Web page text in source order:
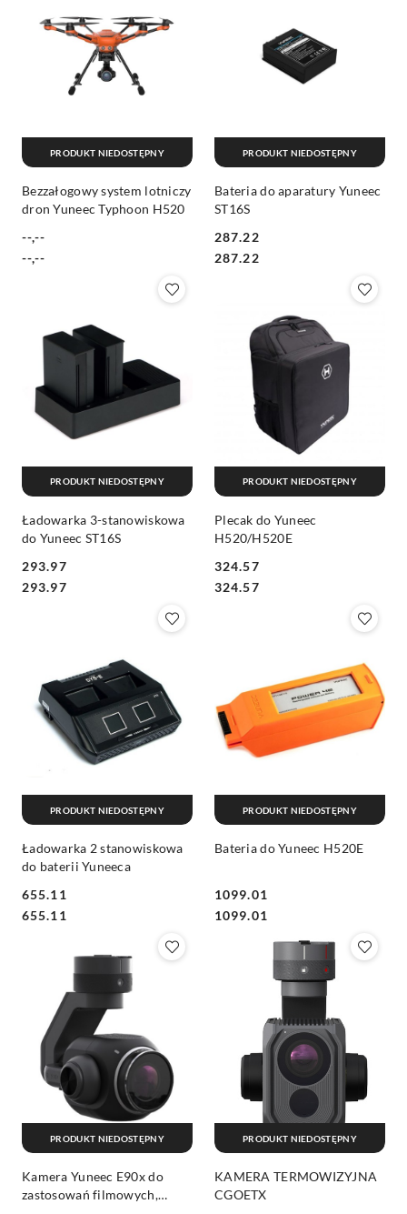
Bezzałogowy system lotniczy
dron Yuneec Typhoon H520
Cena:
--,--
Cena:
--,--
PRODUKT NIEDOSTĘPNY
Bateria do aparatury Yuneec
ST16S
Cena:
287.22
Cena:
287.22
PRODUKT NIEDOSTĘPNY
Ładowarka 3-stanowiskowa
do Yuneec ST16S
Cena:
293.97
Cena:
293.97
PRODUKT NIEDOSTĘPNY
Plecak do Yuneec
H520/H520E
Cena:
324.57
Cena:
324.57
PRODUKT NIEDOSTĘPNY
Ładowarka 2 stanowiskowa
do baterii Yuneeca
Cena:
655.11
Cena:
655.11
PRODUKT NIEDOSTĘPNY
Bateria do Yuneec H520E
Cena:
1099.01
Cena:
1099.01
PRODUKT NIEDOSTĘPNY
Kamera Yuneec E90x do
zastosowań filmowych,
PRODUKT NIEDOSTĘPNY
KAMERA TERMOWIZYJNA
CGOETX
PRODUKT NIEDOSTĘPNY